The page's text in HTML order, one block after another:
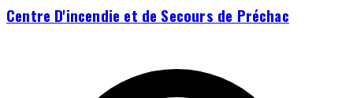
Centre D'incendie et de Secours de Préchac